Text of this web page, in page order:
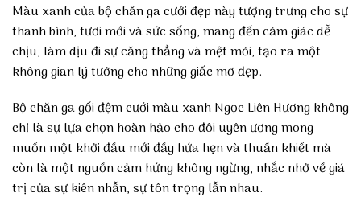
Màu xanh của bộ chăn ga cưới đẹp này tượng trưng cho sự
thanh bình, tươi mới và sức sống, mang đến cảm giác dễ
chịu, làm dịu đi sự căng thẳng và mệt mỏi, tạo ra một
không gian lý tưởng cho những giấc mơ đẹp.
Bộ chăn ga gối đệm cưới màu xanh Ngọc Liên Hương không
chỉ là sự lựa chọn hoàn hảo cho đôi uyên ương mong
muốn một khởi đầu mới đầy hứa hẹn và thuần khiết mà
còn là một nguồn cảm hứng không ngừng, nhắc nhở về giá
trị của sự kiên nhẫn, sự tôn trọng lẫn nhau.